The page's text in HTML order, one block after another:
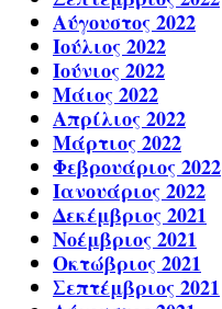
Αύγουστος 2022
Ιούλιος 2022
Ιούνιος 2022
Μάιος 2022
Απρίλιος 2022
Μάρτιος 2022
Φεβρουάριος 2022
Ιανουάριος 2022
Δεκέμβριος 2021
Νοέμβριος 2021
Οκτώβριος 2021
Σεπτέμβριος 2021